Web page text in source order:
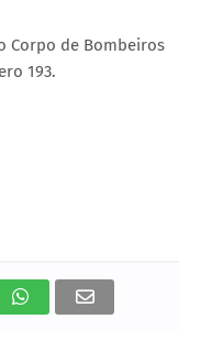
Corpo de Bombeiros
193.